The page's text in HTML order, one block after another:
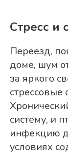
Стресс и
Переезд,
доме, шум
за яркого
систему, и
инфекцию
условиях